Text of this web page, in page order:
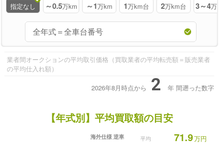
指定なし ～0.5万km ～1万km 1万km台 2万km台 3～4万
業者間オークションの平均取引価格（買取業者の平均転売額＝販売業者
の平均仕入れ額）
2026年8月時点から 2 年 間遡った数字
【年式別】平均買取額の目安
海外仕様 逆車 平均 71.9万円